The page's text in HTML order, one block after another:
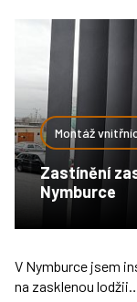
Montáž
Zastínění
Nymburce
V Nymburce jsem
na zasklenou